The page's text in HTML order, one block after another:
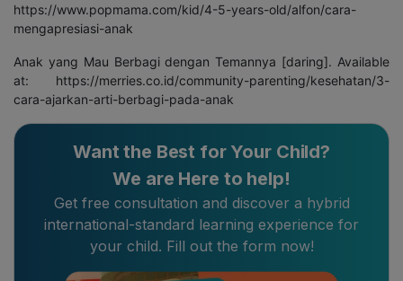
https://www.popmama.com/kid/4-5-years-old/alfon/cara-
mengapresiasi-anak
Anak yang Mau Berbagi dengan Temannya [daring]. Available
at: https://merries.co.id/community-parenting/kesehatan/3-
cara-ajarkan-arti-berbagi-pada-anak
Want the Best for Your Child?
We are Here to help!
Get free consultation and discover a hybrid
international-standard learning experience for
your child. Fill out the form now!